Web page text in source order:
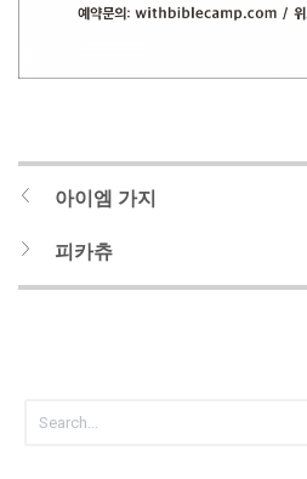
아이엠 가지
피카츄